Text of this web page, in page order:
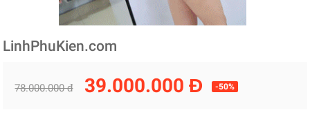
LinhPhuKien.com
78.000.000 đ 39.000.000 Đ -50%